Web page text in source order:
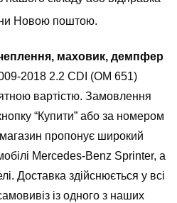
Новою поштою.
маховик, демпфер
2018 2.2 CDI (OM 651)
вартістю. Замовлення
“Купити” або за номером
пропонує широкий
Mercedes-Benz Sprinter, а
Доставка здійснюється у всі
із одного з наших